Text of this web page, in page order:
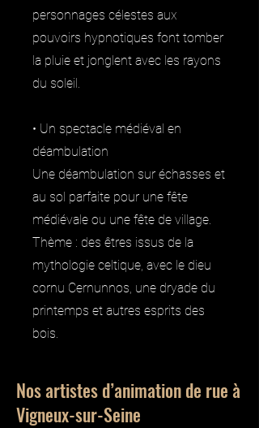
personnages célestes aux
pouvoirs hypnotiques font tomber
la pluie et jonglent avec les rayons
du soleil.
• Un spectacle médiéval en
déambulation
Une déambulation sur échasses et
au sol parfaite pour une fête
médiévale ou une fête de village.
Thème : des êtres issus de la
mythologie celtique, avec le dieu
cornu Cernunnos, une dryade du
printemps et autres esprits des
bois.
Nos artistes d’animation de rue à
Vigneux-sur-Seine